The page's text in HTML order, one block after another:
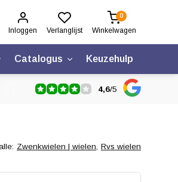
Inloggen Verlanglijst
0
Winkelwagen
Catalogus Keuzehulp
4,6/5
Zwenkwielen | wielen, Rvs wielen